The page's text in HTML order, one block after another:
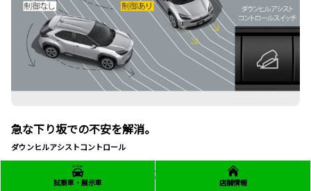
急な下り坂での不安を解消。
ダウンヒルアシストコントロール
スイッチひとつで、降坂時の車速を低車速にキープして、安定走行
試乗車・展示車 店舗情報